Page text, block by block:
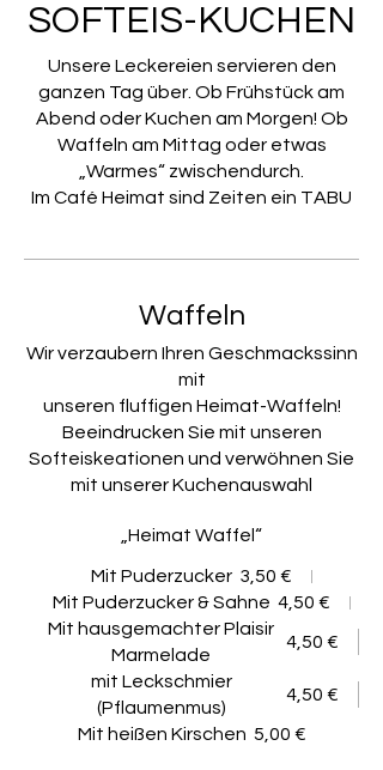
SOFTEIS-KUCHEN
Unsere Leckereien servieren den
ganzen Tag über. Ob Frühstück am
Abend oder Kuchen am Morgen! Ob
Waffeln am Mittag oder etwas
„Warmes“ zwischendurch.
Im Café Heimat sind Zeiten ein TABU
Waffeln
Wir verzaubern Ihren Geschmackssinn
mit
unseren fluffigen Heimat-Waffeln!
Beeindrucken Sie mit unseren
Softeiskeationen und verwöhnen Sie
mit unserer Kuchenauswahl
„Heimat Waffel“
Mit Puderzucker 3,50 €
Mit Puderzucker & Sahne 4,50 €
Mit hausgemachter Plaisir
Marmelade
4,50 €
mit Leckschmier
(Pflaumenmus)
4,50 €
Mit heißen Kirschen 5,00 €